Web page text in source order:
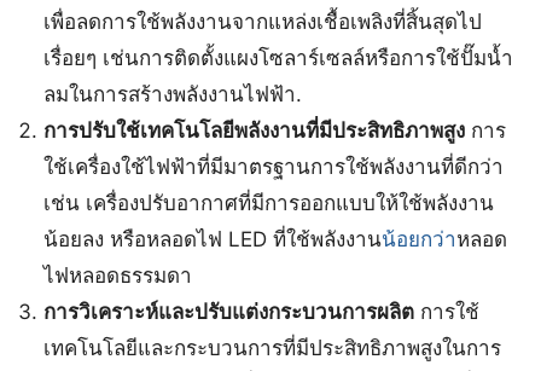
เพื่อลดการใช้พลังงานจากแหล่งเชื้อเพลิงที่สิ้นสุดไป
เรื่อยๆ เช่นการติดตั้งแผงโซลาร์เซลล์หรือการใช้ปั๊มน้ำ
ลมในการสร้างพลังงานไฟฟ้า.
การปรับใช้เทคโนโลยีพลังงานที่มีประสิทธิภาพสูง การ
ใช้เครื่องใช้ไฟฟ้าที่มีมาตรฐานการใช้พลังงานที่ดีกว่า
เช่น เครื่องปรับอากาศที่มีการออกแบบให้ใช้พลังงาน
น้อยลง หรือหลอดไฟ LED ที่ใช้พลังงานน้อยกว่าหลอด
ไฟหลอดธรรมดา
การวิเคราะห์และปรับแต่งกระบวนการผลิต การใช้
เทคโนโลยีและกระบวนการที่มีประสิทธิภาพสูงในการ